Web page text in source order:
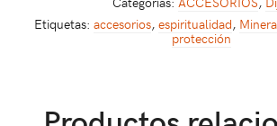
Etiquetas: accesorios, espiritualidad,
protección